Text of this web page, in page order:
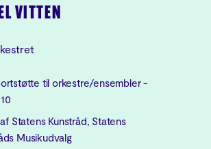
VITTEN
til orkestre/ensembler -
Statens Kunstråd, Statens
Musikudvalg